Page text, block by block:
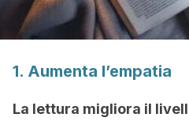
1. Aumenta l’empatia
La lettura migliora il